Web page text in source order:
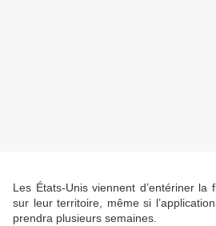
Les États-Unis viennent d’entériner
sur leur territoire, même si
prendra plusieurs semaines.